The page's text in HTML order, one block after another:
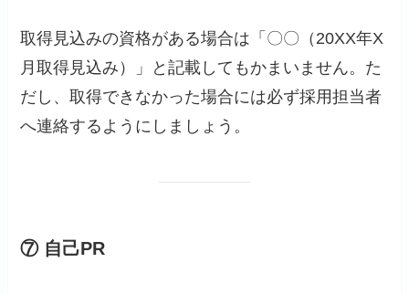
取得見込みの資格がある場合は「〇〇（20XX年X
月取得見込み）」と記載してもかまいません。た
だし、取得できなかった場合には必ず採用担当者
へ連絡するようにしましょう。
⑦ 自己PR